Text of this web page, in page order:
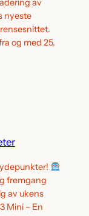
av
nyeste
og med 25.
fremgang
av ukens
Mini – En